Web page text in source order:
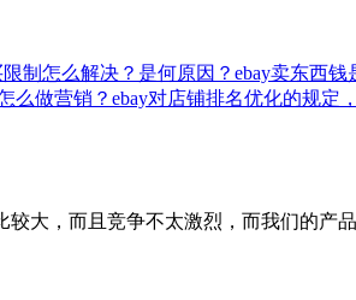
限制怎么解决？是何原因？ ebay卖东西钱
么做营销？ ebay对店铺排名优化的规定
大，而且竞争不太激烈，而我们的产